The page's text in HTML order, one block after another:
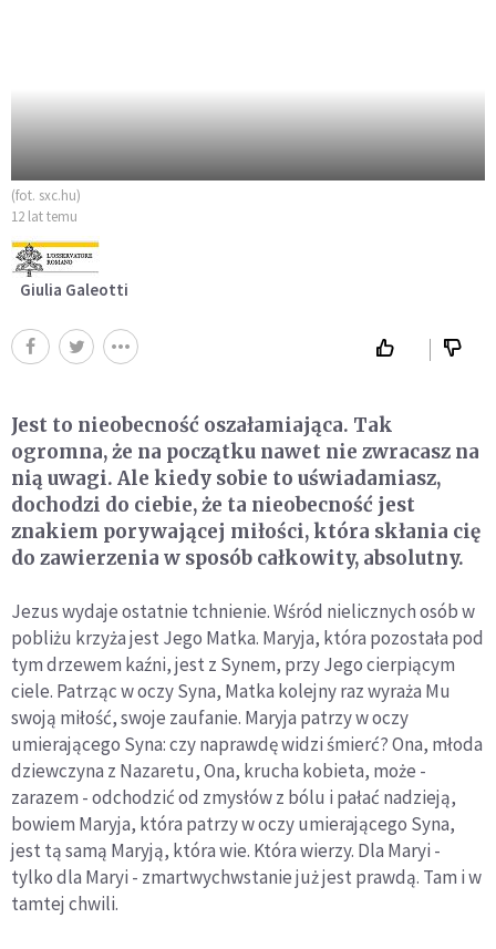
(fot. sxc.hu)
12 lat temu
Giulia Galeotti
Jest to nieobecność oszałamiająca. Tak
ogromna, że na początku nawet nie zwracasz na
nią uwagi. Ale kiedy sobie to uświadamiasz,
dochodzi do ciebie, że ta nieobecność jest
znakiem porywającej miłości, która skłania cię
do zawierzenia w sposób całkowity, absolutny.
Jezus wydaje ostatnie tchnienie. Wśród nielicznych osób w
pobliżu krzyża jest Jego Matka. Maryja, która pozostała pod
tym drzewem kaźni, jest z Synem, przy Jego cierpiącym
ciele. Patrząc w oczy Syna, Matka kolejny raz wyraża Mu
swoją miłość, swoje zaufanie. Maryja patrzy w oczy
umierającego Syna: czy naprawdę widzi śmierć? Ona, młoda
dziewczyna z Nazaretu, Ona, krucha kobieta, może -
zarazem - odchodzić od zmysłów z bólu i pałać nadzieją,
bowiem Maryja, która patrzy w oczy umierającego Syna,
jest tą samą Maryją, która wie. Która wierzy. Dla Maryi -
tylko dla Maryi - zmartwychwstanie już jest prawdą. Tam i w
tamtej chwili.